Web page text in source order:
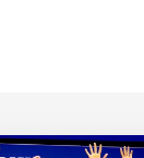
zweimal
für